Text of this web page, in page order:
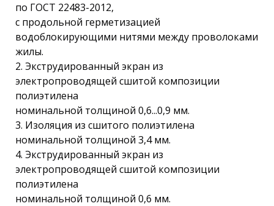
по ГОСТ 22483-2012,
с продольной герметизацией
водоблокирующими нитями между проволоками
жилы.
2. Экструдированный экран из
электропроводящей сшитой композиции
полиэтилена
номинальной толщиной 0,6...0,9 мм.
3. Изоляция из сшитого полиэтилена
номинальной толщиной 3,4 мм.
4. Экструдированный экран из
электропроводящей сшитой композиции
полиэтилена
номинальной толщиной 0,6 мм.